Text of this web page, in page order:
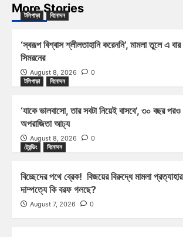
More Stories
টলিপাড়া বিনোদন
‘স্বরূপ বিশ্বাস শ্লীলতাহানি করেননি’, মামলা তুলে এ বার
সিমরনের
August 8, 2026
0
টলিপাড়া
বিনোদন
‘যাকে ভালবাসো, তার সবটা নিয়েই বাসবে’, ৩০ বছর
অপরাজিতা আঢ্য
August 8, 2026
0
ট্রেন্ডিং
বিনোদন
বিচ্ছেদের পথে ব্রেক! বিজয়ের বিরুদ্ধে মামলা
দাম্পত্যে কি বরফ গলছে?
August 7, 2026 0